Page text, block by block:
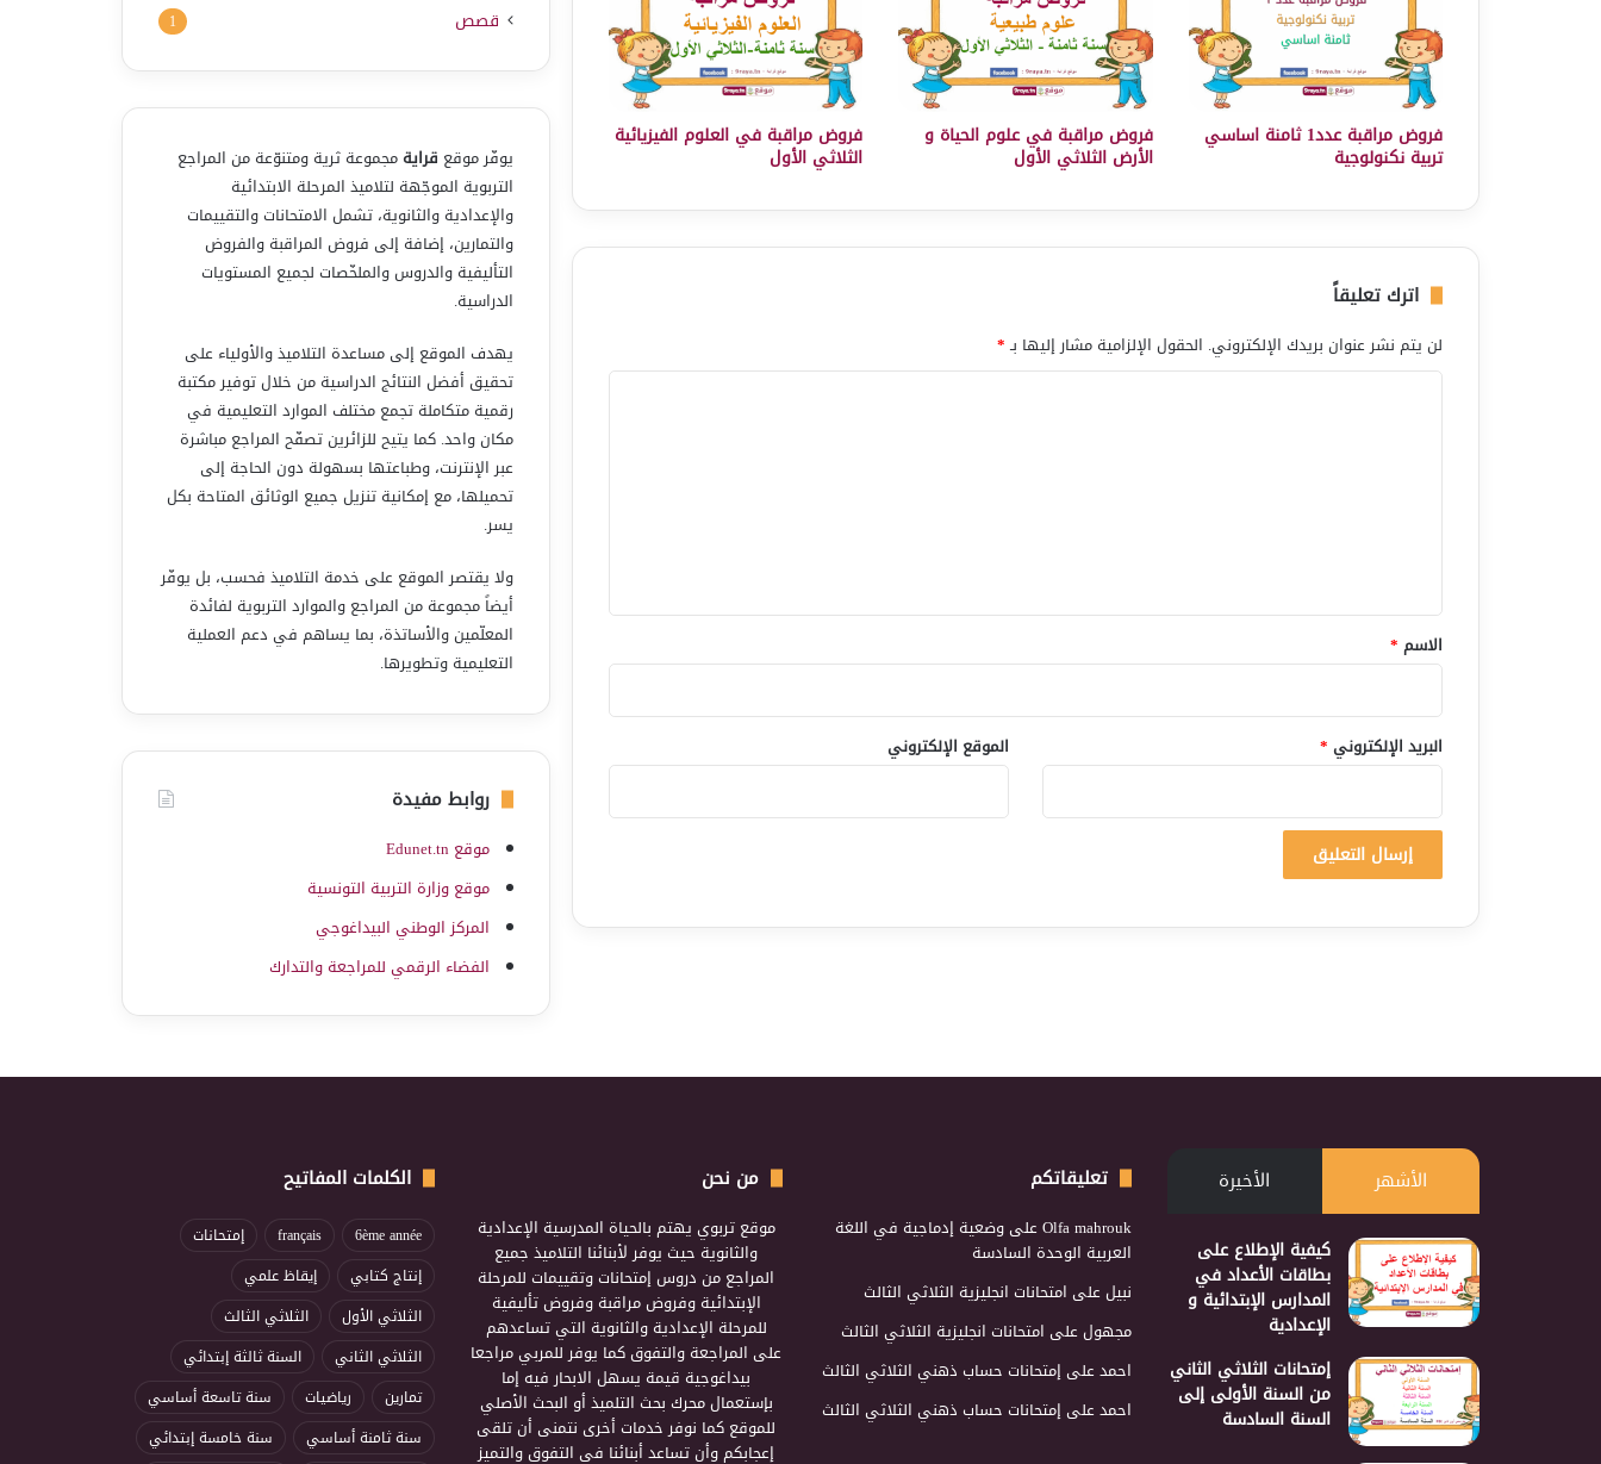
فروض مراقبة عدد1 ثامنة اساسي
تربية نكنولوجية
فروض مراقبة في علوم الحياة و
الأرض الثلاثي الأول
فروض مراقبة في العلوم الفيزيائية
الثلاثي الأول
اترك تعليقاً
لن يتم نشر عنوان بريدك الإلكتروني. الحقول الإلزامية مشار إليها بـ*
*
الاسم *
البريد الإلكتروني * الموقع الإلكتروني
قصص 1
يوفّر موقع قرايةمجموعة ثرية ومتنوّعة من المراجع
التربوية الموجّهة لتلاميذ المرحلة الابتدائية
والإعدادية والثانوية، تشمل الامتحانات والتقييمات
والتمارين، إضافة إلى فروض المراقبة والفروض
التأليفية والدروس والملخّصات لجميع المستويات
الدراسية.
يهدف الموقع إلى مساعدة التلاميذ والأولياء على
تحقيق أفضل النتائج الدراسية من خلال توفير مكتبة
رقمية متكاملة تجمع مختلف الموارد التعليمية في
مكان واحد. كما يتيح للزائرين تصفّح المراجع مباشرة
عبر الإنترنت، وطباعتها بسهولة دون الحاجة إلى
تحميلها، مع إمكانية تنزيل جميع الوثائق المتاحة بكل
يسر.
ولا يقتصر الموقع على خدمة التلاميذ فحسب، بل يوفّر
أيضاً مجموعة من المراجع والموارد التربوية لفائدة
المعلّمين والأساتذة، بما يساهم في دعم العملية
التعليمية وتطويرها.
روابط مفيدة
موقع Edunet.tn
موقع وزارة التربية التونسية
المركز الوطني البيداغوجي
الفضاء الرقمي للمراجعة والتدارك
الأشهر الأخيرة
كيفية الإطلاع على
بطاقات الأعداد في
المدارس الإبتدائية و
الإعدادية
إمتحانات الثلاثي الثاني
من السنة الأولى إلى
السنة السادسة
تعليقاتكم
Olfa mahroukعلىوضعية إدماجية في اللغة
العربية الوحدة السادسة
نبيلعلى امتحانات انجليزية الثلاثي الثالث
مجهولعلى امتحانات انجليزية الثلاثي الثالث
احمدعلى إمتحانات حساب ذهني الثلاثي الثالث
احمدعلى إمتحانات حساب ذهني الثلاثي الثالث
من نحن
موقع تربوي يهتم بالحياة المدرسية الإعدادية
والثانوية حيث يوفر لأبنائنا التلاميذ جميع
المراجع من دروس إمتحانات وتقييمات للمرحلة
الإبتدائية وفروض مراقبة وفروض تأليفية
للمرحلة الإعدادية والثانوية التي تساعدهم
على المراجعة والتفوق كما يوفر للمربي مراجعا
بيداغوجية قيمة يسهل الابحار فيه إما
بإستعمال محرك بحث التلميذ أو البحث الأصلي
للموقع كما نوفر خدمات أخرى نتمنى أن تلقى
إعجابكم وأن تساعد أبنائنا في التفوق والتميز
الكلمات المفاتيح
6ème année
français
إمتحانات
إنتاج كتابي
إيقاظ علمي
الثلاثي الأول
الثلاثي الثالث
الثلاثي الثاني
السنة ثالثة إبتدائي
تمارين
رياضيات
سنة تاسعة أساسي
سنة ثامنة أساسي
سنة خامسة إبتدائي